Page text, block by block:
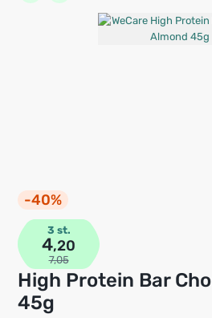
-40%
High Protein Bar Choco Almond
45g
3 st.
4,20
7,05